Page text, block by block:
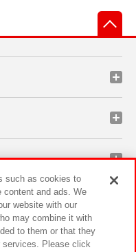
such as cookies to
content and ads. We
website with our
may combine it with
to them or that they
services. Please click